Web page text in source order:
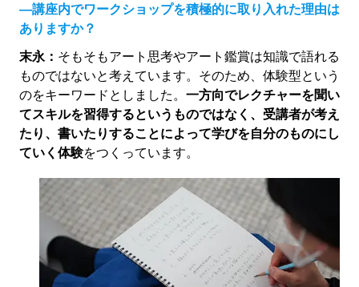
―講座内でワークショップを積極的に取り入れた理由は
ありますか？
末永： そもそもアート思考やアート鑑賞は知識で語れる
ものではないと考えています。そのため、体験型という
のをキーワードとしました。 一方向でレクチャーを聞い
てスキルを習得するというものではなく、受講者が考え
たり、書いたりすることによって学びを自分のものにし
ていく体験をつくっています。